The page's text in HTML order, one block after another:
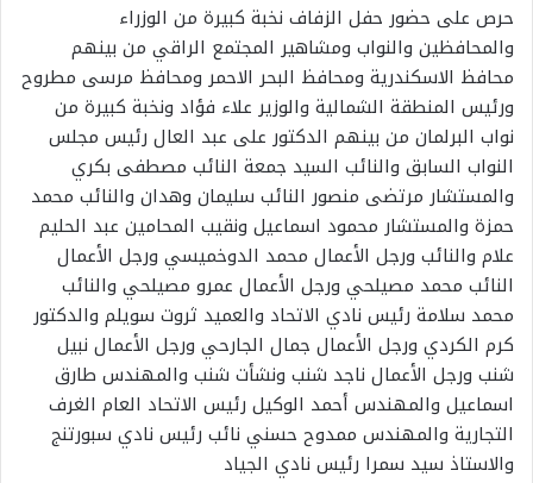
حرص على حضور حفل الزفاف نخبة كبيرة من الوزراء
والمحافظين والنواب ومشاهير المجتمع الراقي من بينهم
محافظ الاسكندرية ومحافظ البحر الاحمر ومحافظ مرسى مطروح
ورئيس المنطقة الشمالية والوزير علاء فؤاد ونخبة كبيرة من
نواب البرلمان من بينهم الدكتور على عبد العال رئيس مجلس
النواب السابق والنائب السيد جمعة النائب مصطفى بكري
والمستشار مرتضى منصور النائب سليمان وهدان والنائب محمد
حمزة والمستشار محمود اسماعيل ونقيب المحامين عبد الحليم
علام والنائب ورجل الأعمال محمد الدوخميسي ورجل الأعمال
النائب محمد مصيلحي ورجل الأعمال عمرو مصيلحي والنائب
محمد سلامة رئيس نادي الاتحاد والعميد ثروت سويلم والدكتور
كرم الكردي ورجل الأعمال جمال الجارحي ورجل الأعمال نبيل
شنب ورجل الأعمال ناجد شنب ونشأت شنب والمهندس طارق
اسماعيل والمهندس أحمد الوكيل رئيس الاتحاد العام الغرف
التجارية والمهندس ممدوح حسني نائب رئيس نادي سبورتنج
والاستاذ سيد سمرا رئيس نادي الجياد